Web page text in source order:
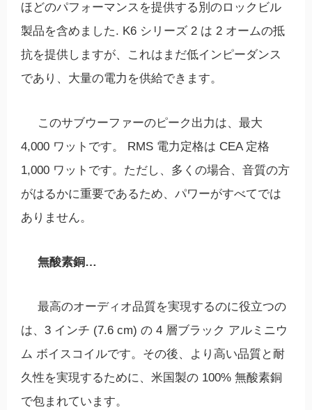
ほどのパフォーマンスを提供する別のロックビル
製品を含めました. K6 シリーズ 2 は 2 オームの抵
抗を提供しますが、これはまだ低インピーダンス
であり、大量の電力を供給できます。
このサブウーファーのピーク出力は、最大
4,000 ワットです。 RMS 電力定格は CEA 定格
1,000 ワットです。ただし、多くの場合、音質の方
がはるかに重要であるため、パワーがすべてでは
ありません。
無酸素銅…
最高のオーディオ品質を実現するのに役立つの
は、3 インチ (7.6 cm) の 4 層ブラック アルミニウ
ム ボイスコイルです。その後、より高い品質と耐
久性を実現するために、米国製の 100% 無酸素銅
で包まれています。